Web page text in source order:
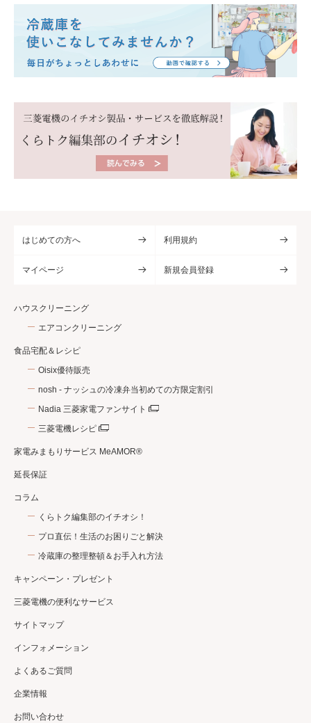
はじめての方へ 利用規約
マイページ 新規会員登録
ハウスクリーニング
エアコンクリーニング
食品宅配＆レシピ
Oisix優待販売
nosh - ナッシュの冷凍弁当初めての方限定割引
Nadia 三菱家電ファンサイト
三菱電機レシピ
家電みまもりサービス MeAMOR®
延長保証
コラム
くらトク編集部のイチオシ！
プロ直伝！生活のお困りごと解決
冷蔵庫の整理整頓＆お手入れ方法
キャンペーン・プレゼント
三菱電機の便利なサービス
サイトマップ
インフォメーション
よくあるご質問
企業情報
お問い合わせ